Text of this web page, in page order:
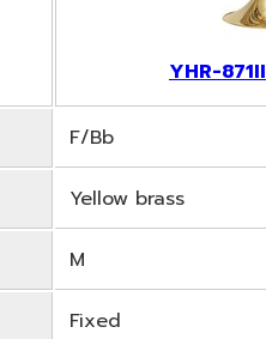
YHR-871II
F/Bb
Yellow brass
M
Fixed